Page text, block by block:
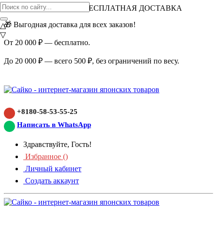
ВНИМАНИЕ АКЦИЯ!
БЕСПЛАТНАЯ ДОСТАВКА
🎁 Выгодная доставка для всех заказов!
От 20 000 ₽ — бесплатно.
До 20 000 ₽ — всего 500 ₽, без ограничений по весу.
+8180-58-53-55-25
Написать в WhatsApp
Здравствуйте, Гость!
Избранное ()
Личный кабинет
Создать аккаунт
△
▽